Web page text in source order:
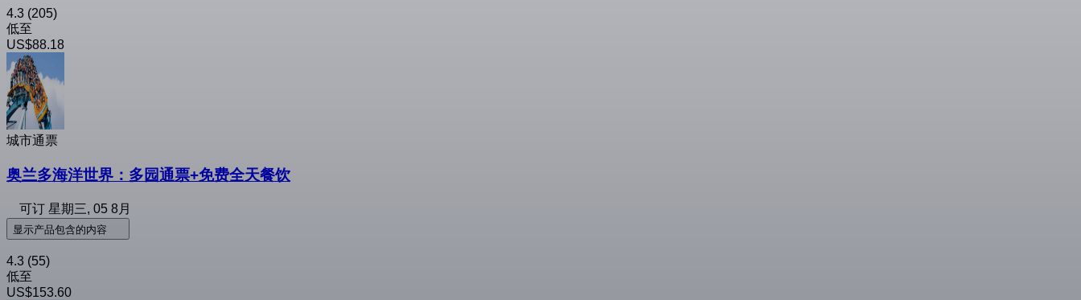
4.3 (205)
低至
US$88.18
城市通票
奥兰多海洋世界：多园通票+免费全天餐饮
可订 星期三, 05 8月
显示产品包含的内容
4.3 (55)
低至
US$153.60